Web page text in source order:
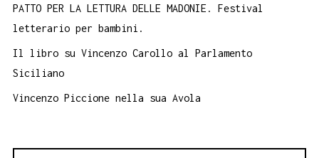
PATTO PER LA LETTURA DELLE MADONIE. Festival
letterario per bambini.
Il libro su Vincenzo Carollo al Parlamento
Siciliano
Vincenzo Piccione nella sua Avola